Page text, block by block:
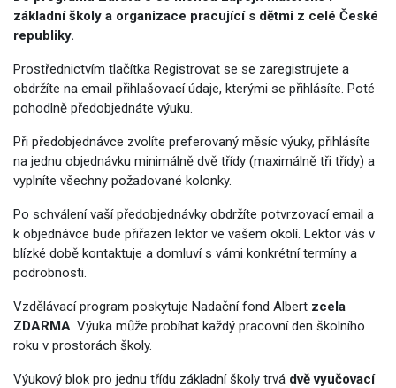
základní školy a organizace pracující s dětmi z celé České
republiky.
Prostřednictvím tlačítka Registrovat se se zaregistrujete a
obdržíte na email přihlašovací údaje, kterými se přihlásíte. Poté
pohodlně předobjednáte výuku.
Při předobjednávce zvolíte preferovaný měsíc výuky, přihlásíte
na jednu objednávku minimálně dvě třídy (maximálně tři třídy) a
vyplníte všechny požadované kolonky.
Po schválení vaší předobjednávky obdržíte potvrzovací email a
k objednávce bude přiřazen lektor ve vašem okolí. Lektor vás v
blízké době kontaktuje a domluví s vámi konkrétní termíny a
podrobnosti.
Vzdělávací program poskytuje Nadační fond Albert zcela
ZDARMA. Výuka může probíhat každý pracovní den školního
roku v prostorách školy.
Výukový blok pro jednu třídu základní školy trvá dvě vyučovací